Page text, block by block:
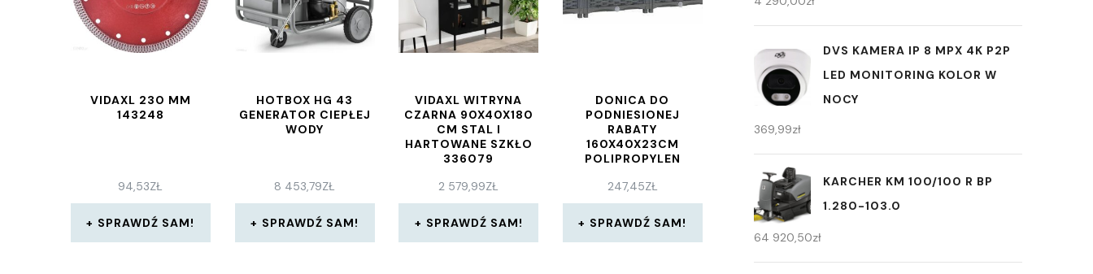
VIDAXL 230 MM
143248
94,53ZŁ
SPRAWDŹ SAM!
HOTBOX HG 43
GENERATOR CIEPŁEJ
WODY
8 453,79ZŁ
SPRAWDŹ SAM!
VIDAXL WITRYNA
CZARNA 90X40X180
CM STAL I
HARTOWANE SZKŁO
336079
2 579,99ZŁ
SPRAWDŹ SAM!
DONICA DO
PODNIESIONEJ
RABATY
160X40X23CM
POLIPROPYLEN
247,45ZŁ
SPRAWDŹ SAM!
DVS KAMERA IP 8 MPX 4K P2P
LED MONITORING KOLOR W
NOCY
369,99zł
KARCHER KM 100/100 R BP
1.280-103.0
64 920,50zł